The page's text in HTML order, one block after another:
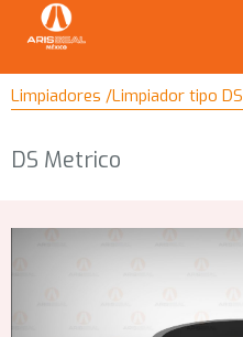
Limpiadores /Limpiador tipo DS
DS Metrico